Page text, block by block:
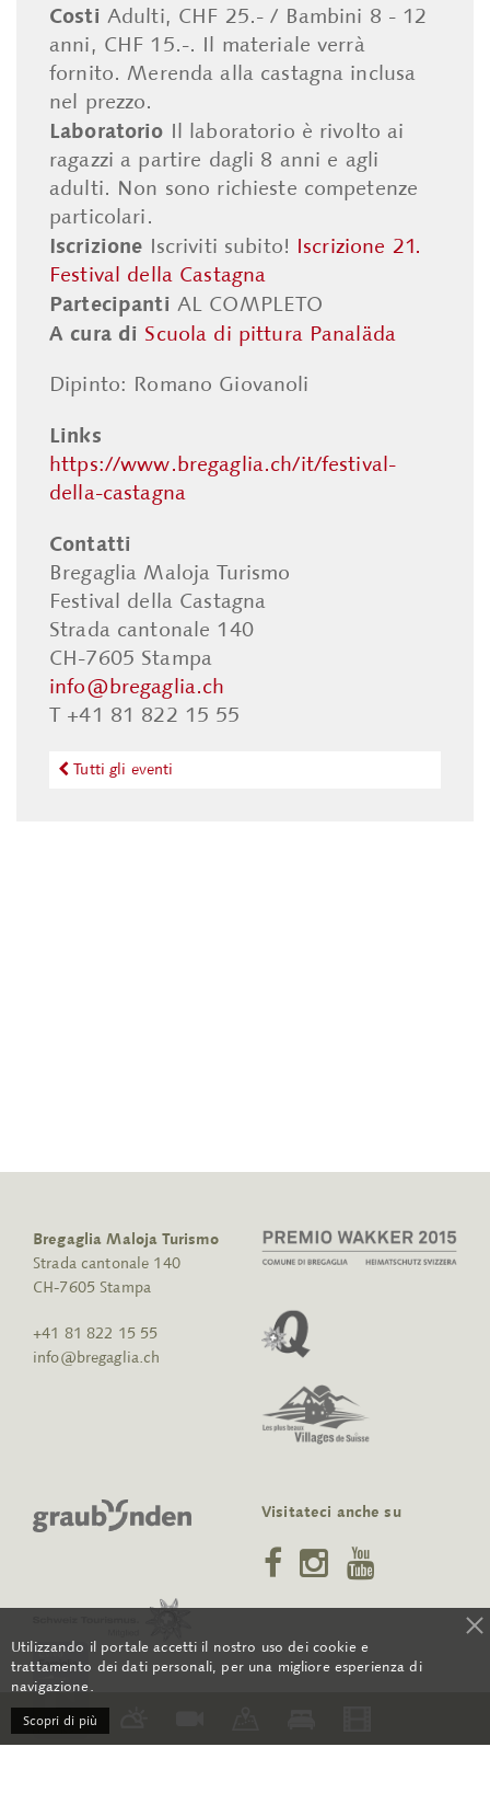
Costi Adulti, CHF 25.- / Bambini 8 - 12
anni, CHF 15.-. Il materiale verrà
fornito. Merenda alla castagna inclusa
nel prezzo.
Laboratorio Il laboratorio è rivolto ai
ragazzi a partire dagli 8 anni e agli
adulti. Non sono richieste competenze
particolari.
Iscrizione Iscriviti subito! Iscrizione 21.
Festival della Castagna
Partecipanti AL COMPLETO
A cura di Scuola di pittura Panaläda
Dipinto: Romano Giovanoli
Links
https://www.bregaglia.ch/it/festival-
della-castagna
Contatti
Bregaglia Maloja Turismo
Festival della Castagna
Strada cantonale 140
CH-7605 Stampa
info@bregaglia.ch
T +41 81 822 15 55
Tutti gli eventi
Bregaglia Maloja Turismo
Strada cantonale 140
CH-7605 Stampa
+41 81 822 15 55
info@bregaglia.ch
Visitateci anche su
Utilizzando il portale accetti il nostro uso dei cookie e
trattamento dei dati personali, per una migliore esperienza di
navigazione.
Scopri di più